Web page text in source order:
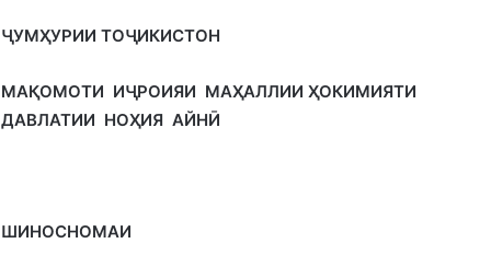
ҶУМҲУРИИ ТОҶИКИСТОН
МАҚОМОТИ ИҶРОИЯИ МАҲАЛЛИИ ҲОКИМИЯТИ
ДАВЛАТИИ НОҲИЯ АЙНӢ
ШИНОСНОМАИ